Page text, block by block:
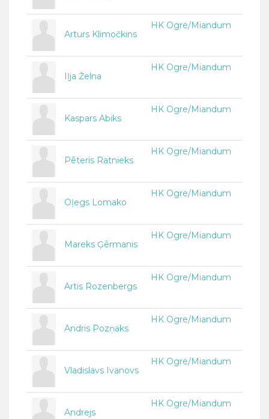
Arturs Klimočkins
HK Ogre/Miandum
Iļja Želna
HK Ogre/Miandum
Kaspars Abiks
HK Ogre/Miandum
Pēteris Ratnieks
HK Ogre/Miandum
Oļegs Lomako
HK Ogre/Miandum
Mareks Ģērmanis
HK Ogre/Miandum
Artis Rozenbergs
HK Ogre/Miandum
Andris Pozņaks
HK Ogre/Miandum
Vladislavs Ivanovs
HK Ogre/Miandum
Andrejs
HK Ogre/Miandum